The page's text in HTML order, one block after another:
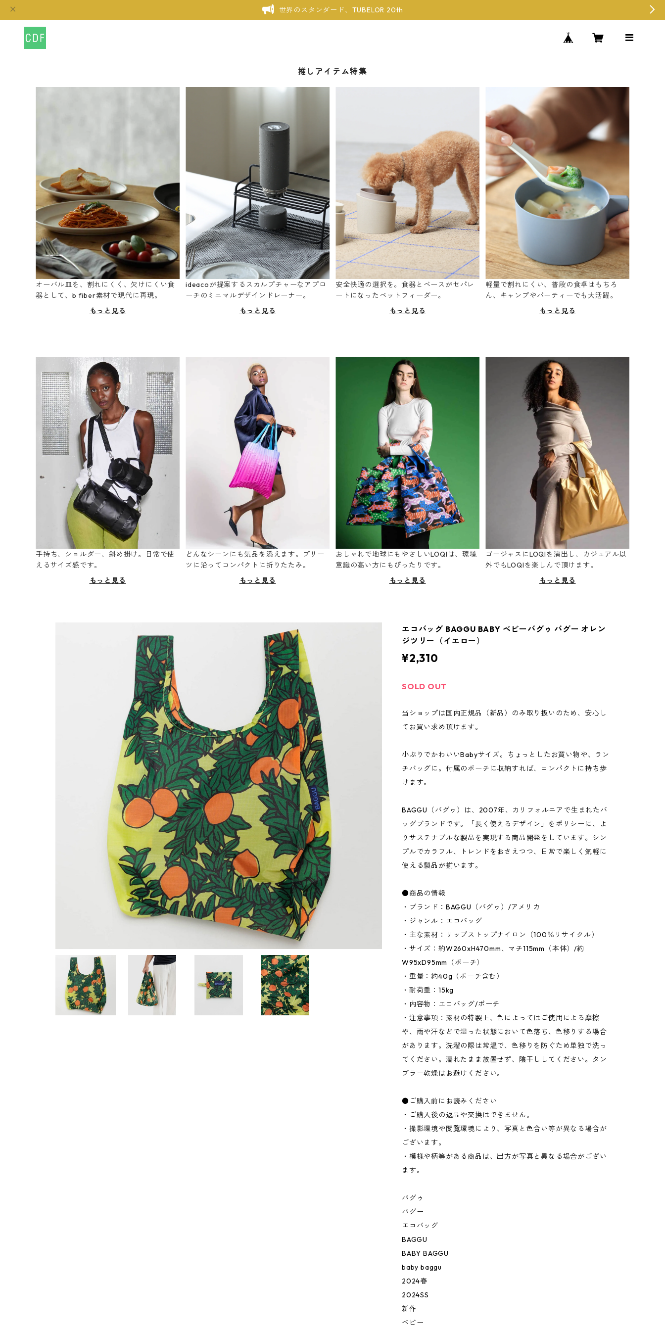
世界のスタンダード、TUBELOR 20th
推しアイテム特集
オーバル皿を、割れにくく、欠けにくい食
器として、b fiber素材で現代に再現。
もっと見る
ideacoが提案するスカルプチャーなアプロ
ーチのミニマルデザインドレーナー。
もっと見る
安全快適の選択を。食器とベースがセパレ
ートになったペットフィーダー。
もっと見る
軽量で割れにくい、普段の食卓はもちろ
ん、キャンプやパーティーでも大活躍。
もっと見る
手持ち、ショルダー、斜め掛け。日常で使
えるサイズ感です。
もっと見る
どんなシーンにも気品を添えます。プリー
ツに沿ってコンパクトに折りたたみ。
もっと見る
おしゃれで地球にもやさしいLOQIは、環境
意識の高い方にもぴったりです。
もっと見る
ゴージャスにLOQIを演出し、カジュアル以
外でもLOQIを楽しんで頂けます。
もっと見る
エコバッグ BAGGU BABY ベビーバグゥ バグー オレン
ジツリー（イエロー）
¥2,310
SOLD OUT
当ショップは国内正規品（新品）のみ取り扱いのため、安心し
てお買い求め頂けます。
小ぶりでかわいいBabyサイズ。ちょっとしたお買い物や、ラン
チバッグに。付属のポーチに収納すれば、コンパクトに持ち歩
けます。
BAGGU（バグゥ）は、2007年、カリフォルニアで生まれたバ
ッグブランドです。「長く使えるデザイン」をポリシーに、よ
りサステナブルな製品を実現する商品開発をしています。シン
プルでカラフル、トレンドをおさえつつ、日常で楽しく気軽に
使える製品が揃います。
●商品の情報
・ブランド：BAGGU（バグゥ）/アメリカ
・ジャンル：エコバッグ
・主な素材：リップストップナイロン（100％リサイクル）
・サイズ：約W260xH470mm、マチ115mm（本体）/約
W95xD95mm（ポーチ）
・重量：約40g（ポーチ含む）
・耐荷重：15kg
・内容物：エコバッグ/ポーチ
・注意事項：素材の特製上、色によってはご使用による摩擦
や、雨や汗などで湿った状態において色落ち、色移りする場合
があります。洗濯の際は常温で、色移りを防ぐため単独で洗っ
てください。濡れたまま放置せず、陰干ししてください。タン
ブラー乾燥はお避けください。
●ご購入前にお読みください
・ご購入後の返品や交換はできません。
・撮影環境や閲覧環境により、写真と色合い等が異なる場合が
ございます。
・模様や柄等がある商品は、出方が写真と異なる場合がござい
ます。
バグゥ
バグー
エコバッグ
BAGGU
BABY BAGGU
baby baggu
2024春
2024SS
新作
ベビー